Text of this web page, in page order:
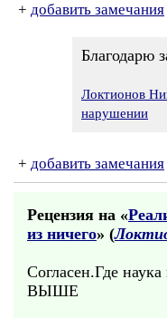
+ добавить замечания
Благодарю
Локтионов
нарушении
+ добавить замечания
Рецензия на «
из ничего» (
Согласен.Где
ВЫШЕ